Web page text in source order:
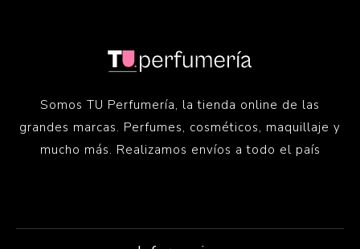
Somos TU Perfumería, la tienda online de las
grandes marcas. Perfumes, cosméticos, maquillaje y
mucho más. Realizamos envíos a todo el país